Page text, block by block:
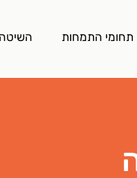
תחומי התמחות השיטה